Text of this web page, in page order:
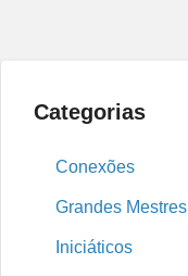
Categorias
Conexões
Grandes Mestres
Iniciáticos